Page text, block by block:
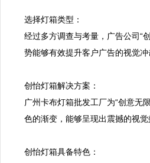
选择灯箱类型：
经过多方调查与考量，广告公司“
势能够有效提升客户广告的视觉
创怡灯箱解决方案：
广州卡布灯箱批发工厂为“创意无
色的渐变，能够呈现出震撼的视
创怡灯箱具备特色：